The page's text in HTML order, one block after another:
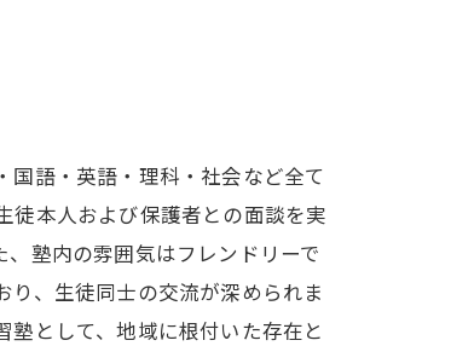
国語・英語・理科・社会など全て
徒本人および保護者との面談を実
塾内の雰囲気はフレンドリーで
り、生徒同士の交流が深められま
として、地域に根付いた存在と